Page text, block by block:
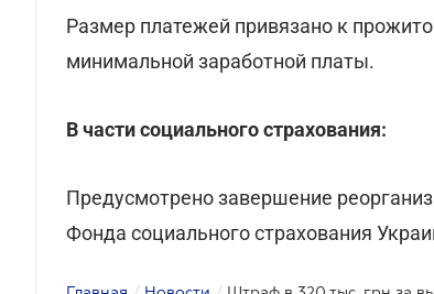
Размер платежей привязано к
минимальной заработной платы.
В части социального страхования:
Предусмотрено завершение
Фонда социального страхования